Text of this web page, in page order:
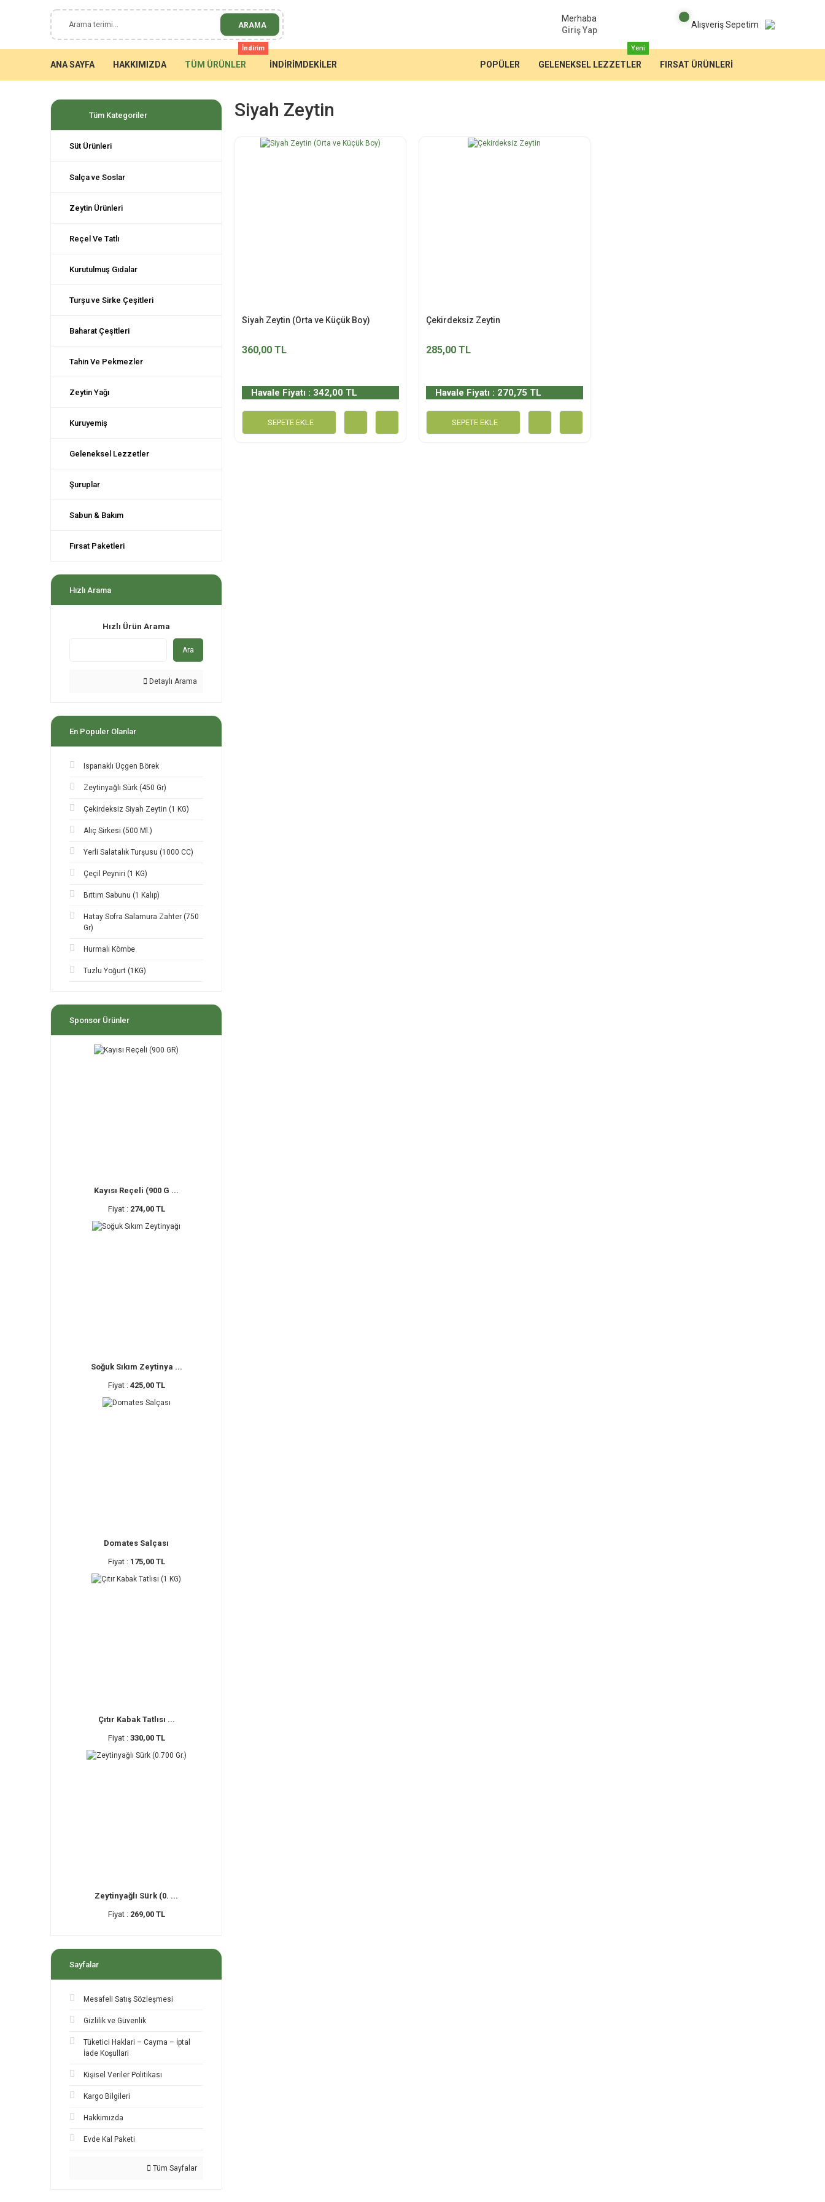
ARAMA
Merhaba
Giriş Yap
Alışveriş Sepetim
ANA SAYFA HAKKIMIZDA
İndirim
TÜM ÜRÜNLER İNDİRİMDEKİLER POPÜLER
Yeni
GELENEKSEL LEZZETLER FIRSAT ÜRÜNLERİ
Tüm Kategoriler
Süt Ürünleri
Salça ve Soslar
Zeytin Ürünleri
Reçel Ve Tatlı
Kurutulmuş Gıdalar
Turşu ve Sirke Çeşitleri
Baharat Çeşitleri
Tahin Ve Pekmezler
Zeytin Yağı
Kuruyemiş
Geleneksel Lezzetler
Şuruplar
Sabun & Bakım
Fırsat Paketleri
Hızlı Arama
Hızlı Ürün Arama
Ara
Detaylı Arama
En Populer Olanlar
Ispanaklı Üçgen Börek
Zeytinyağlı Sürk (450 Gr)
Çekirdeksiz Siyah Zeytin (1 KG)
Alıç Sirkesi (500 Ml.)
Yerli Salatalık Turşusu (1000 CC)
Çeçil Peyniri (1 KG)
Bıttım Sabunu (1 Kalıp)
Hatay Sofra Salamura Zahter (750
Gr)
Hurmalı Kömbe
Tuzlu Yoğurt (1KG)
Sponsor Ürünler
Kayısı Reçeli (900 G ...
Fiyat : 274,00 TL
Soğuk Sıkım Zeytinya ...
Fiyat : 425,00 TL
Domates Salçası
Fiyat : 175,00 TL
Çıtır Kabak Tatlısı ...
Fiyat : 330,00 TL
Zeytinyağlı Sürk (0. ...
Fiyat : 269,00 TL
Sayfalar
Mesafeli Satış Sözleşmesi
Gizlilik ve Güvenlik
Tüketici Haklari – Cayma – İptal
İade Koşullari
Kişisel Veriler Politikası
Kargo Bilgileri
Hakkımızda
Evde Kal Paketi
Tüm Sayfalar
Siyah Zeytin
Siyah Zeytin (Orta ve Küçük Boy)
360,00 TL
Havale Fiyatı : 342,00 TL
SEPETE EKLE
Çekirdeksiz Zeytin
285,00 TL
Havale Fiyatı : 270,75 TL
SEPETE EKLE